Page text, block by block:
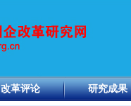
改革评论 研究成果